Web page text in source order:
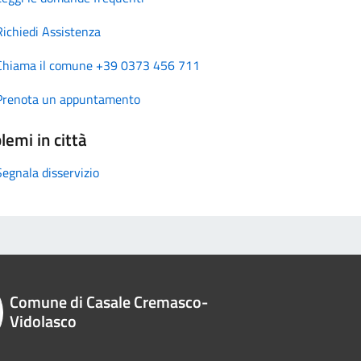
Assistenza
il comune +39 0373 456 711
un appuntamento
in città
disservizio
Comune di Casale Cremasco-
Vidolasco